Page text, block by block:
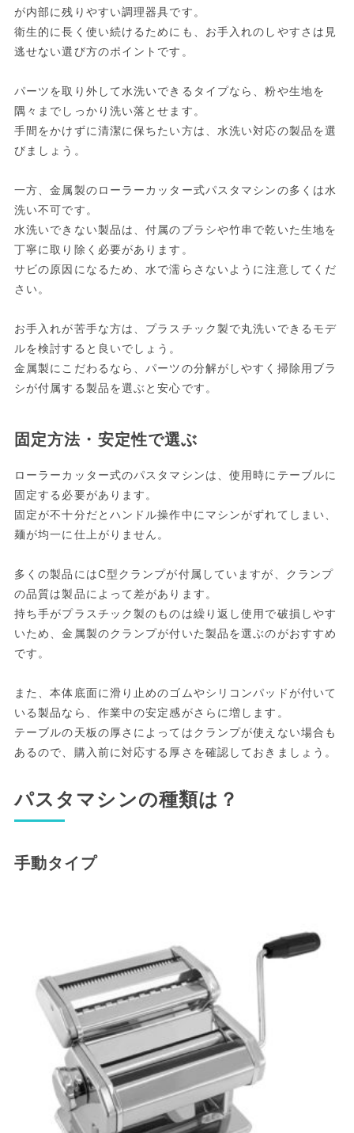
が内部に残りやすい調理器具です。
衛生的に長く使い続けるためにも、お手入れのしやすさは見
逃せない選び方のポイントです。
パーツを取り外して水洗いできるタイプなら、粉や生地を
隅々までしっかり洗い落とせます。
手間をかけずに清潔に保ちたい方は、水洗い対応の製品を選
びましょう。
一方、金属製のローラーカッター式パスタマシンの多くは水
洗い不可です。
水洗いできない製品は、付属のブラシや竹串で乾いた生地を
丁寧に取り除く必要があります。
サビの原因になるため、水で濡らさないように注意してくだ
さい。
お手入れが苦手な方は、プラスチック製で丸洗いできるモデ
ルを検討すると良いでしょう。
金属製にこだわるなら、パーツの分解がしやすく掃除用ブラ
シが付属する製品を選ぶと安心です。
固定方法・安定性で選ぶ
ローラーカッター式のパスタマシンは、使用時にテーブルに
固定する必要があります。
固定が不十分だとハンドル操作中にマシンがずれてしまい、
麺が均一に仕上がりません。
多くの製品にはC型クランプが付属していますが、クランプ
の品質は製品によって差があります。
持ち手がプラスチック製のものは繰り返し使用で破損しやす
いため、金属製のクランプが付いた製品を選ぶのがおすすめ
です。
また、本体底面に滑り止めのゴムやシリコンパッドが付いて
いる製品なら、作業中の安定感がさらに増します。
テーブルの天板の厚さによってはクランプが使えない場合も
あるので、購入前に対応する厚さを確認しておきましょう。
パスタマシンの種類は？
手動タイプ